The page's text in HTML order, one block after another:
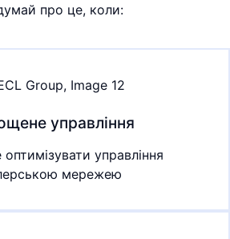
про це, коли:
управління
управління
мережею